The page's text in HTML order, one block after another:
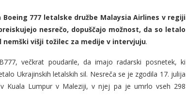
777 letalske družbe Malaysia Airlines v regiji
nesrečo, dopuščajo možnost, da so letalo
višji tožilec za medije v intervjuju.
večkrat poudarile, da imajo radarski posnetek, ki
Ukrajinskih letalskih sil. Nesreča se je zgodila 17. julija
Kuala Lumpur v Maleziji, v njej pa je umrlo vseh 298